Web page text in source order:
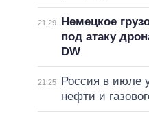
21:29
Немецкое
под атаку
DW
21:25
Россия в июле
нефти и